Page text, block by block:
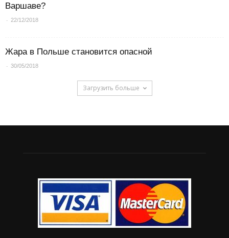
Варшаве?
- 22/12/2018
Жара в Польше становится опасной
- 30/05/2018
Загрузить больше